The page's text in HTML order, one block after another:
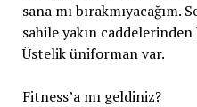
sana mı bırakmıyacağım.
sahile yakın
Üstelik üniforman var.
Fitness’a mı geldiniz?